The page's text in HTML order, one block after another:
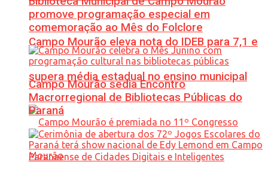
Campo Mourão eleva nota do IDEB para 7,1 e
supera média estadual no ensino municipal
promove programação especial em
comemoração ao Mês do Folclore
Campo Mourão sedia Encontro
Macrorregional de Bibliotecas Públicas do
Paraná